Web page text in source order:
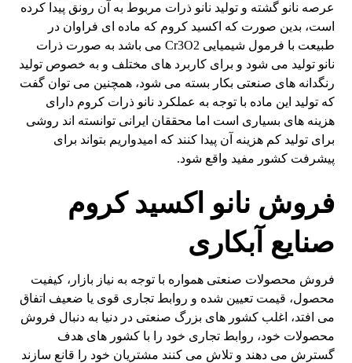
عرصه نانو گشته و تولید نانو ذرات مربوط به آن رونق پیدا کرده
است، بدین صورت که اکسید کروم که ماده ای فراوان در
طبیعت با فرمول شیمیایی Cr3O2 می باشد به صورت ذرات
نانو تولید می شود و برای کاربرد های مختلف و به خصوص تولید
رنگدانه های صنعتی بکار بسته می شود، همچنین می توان گفت
که تولید این ماده با توجه به عملکرد نانو ذرات کروم دارای
هزینه های بسیاری است اما محققان ایرانی توانسته اند روشی
برای تولید کم هزینه آن پیدا کنند که امیدواریم بتواند برای
پیشرفت کشور مفید واقع شود.
فروش نانو اکسید کروم
صنایع آبکاری
فروش محصولات صنعتی همواره با توجه به نیاز بازار، کیفیت
محصول، قیمت تعیین شده و روابط تجاری قوی یا ضعیف اتفاق
می افتد، اغلب کشور های بزرگ صنعتی در دنیا به دنبال فروش
محصولات خود، روابط تجاری خود را با کشور های هدف
گسترش می دهند و تلاش می کنند مشتریان خود را قانع سازند